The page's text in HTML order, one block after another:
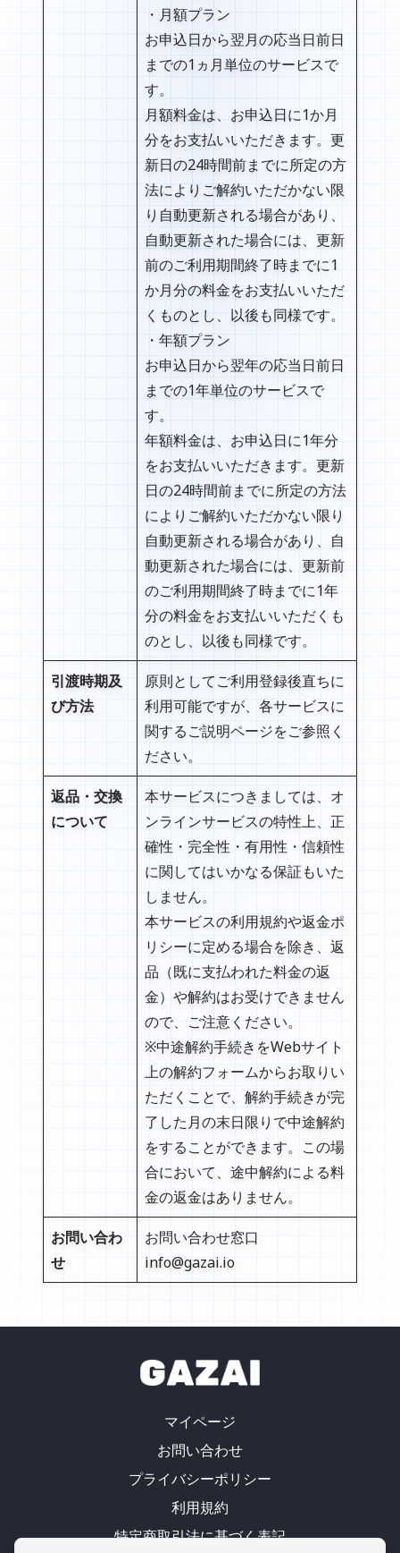
・月額プラン
お申込日から翌月の応当日前日
までの1ヵ月単位のサービスで
す。
月額料金は、お申込日に1か月
分をお支払いいただきます。更
新日の24時間前までに所定の方
法によりご解約いただかない限
り自動更新される場合があり、
自動更新された場合には、更新
前のご利用期間終了時までに1
か月分の料金をお支払いいただ
くものとし、以後も同様です。
・年額プラン
お申込日から翌年の応当日前日
までの1年単位のサービスで
す。
年額料金は、お申込日に1年分
をお支払いいただきます。更新
日の24時間前までに所定の方法
によりご解約いただかない限り
自動更新される場合があり、自
動更新された場合には、更新前
のご利用期間終了時までに1年
分の料金をお支払いいただくも
のとし、以後も同様です。
引渡時期及
び方法
原則としてご利用登録後直ちに
利用可能ですが、各サービスに
関するご説明ページをご参照く
ださい。
返品・交換
について
本サービスにつきましては、オ
ンラインサービスの特性上、正
確性・完全性・有用性・信頼性
に関してはいかなる保証もいた
しません。
本サービスの利用規約や返金ポ
リシーに定める場合を除き、返
品（既に支払われた料金の返
金）や解約はお受けできません
ので、ご注意ください。
※中途解約手続きをWebサイト
上の解約フォームからお取りい
ただくことで、解約手続きが完
了した月の末日限りで中途解約
をすることができます。この場
合において、途中解約による料
金の返金はありません。
お問い合わ
せ
お問い合わせ窓口
info@gazai.io
マイページ
お問い合わせ
プライバシーポリシー
利用規約
特定商取引法に基づく表記